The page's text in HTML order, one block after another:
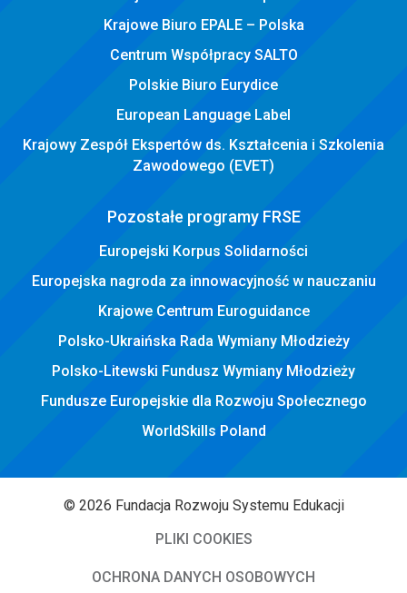
Krajowe Biuro EPALE – Polska
Centrum Współpracy SALTO
Polskie Biuro Eurydice
European Language Label
Krajowy Zespół Ekspertów ds. Kształcenia i Szkolenia
Zawodowego (EVET)
Pozostałe programy FRSE
Europejski Korpus Solidarności
Europejska nagroda za innowacyjność w nauczaniu
Krajowe Centrum Euroguidance
Polsko-Ukraińska Rada Wymiany Młodzieży
Polsko-Litewski Fundusz Wymiany Młodzieży
Fundusze Europejskie dla Rozwoju Społecznego
WorldSkills Poland
© 2026 Fundacja Rozwoju Systemu Edukacji
PLIKI COOKIES
OCHRONA DANYCH OSOBOWYCH